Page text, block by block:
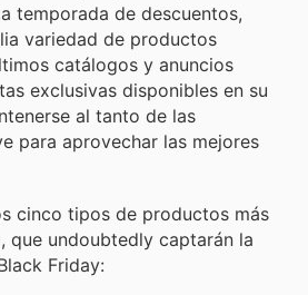
temporada de descuentos,
variedad de productos
catálogos y anuncios
exclusivas disponibles en su
al tanto de las
para aprovechar las mejores
cinco tipos de productos más
que undoubtedly captarán la
Friday: